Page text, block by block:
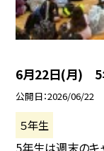
6月22日(月) 5
公開日 2026/06/22
５年生
5年生は週末のキ